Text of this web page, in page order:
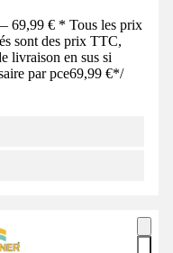
69,99 € * Tous les prix
sont des prix TTC,
livraison en sus si
par pce69,99 €*/